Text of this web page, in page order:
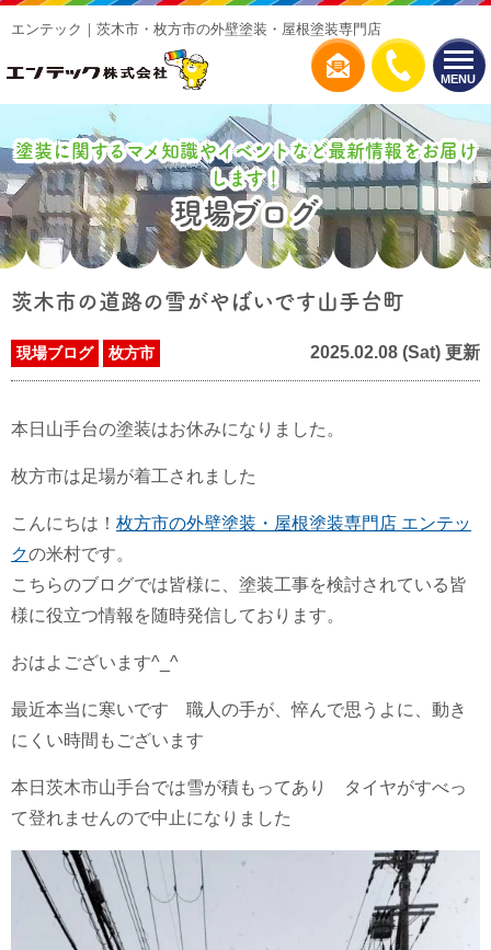
MENU
エンテック｜茨木市・枚方市の外壁塗装・屋根塗装専門店
塗装に関するマメ知識やイベントなど最新情報をお届け
します！
現場ブログ
茨木市の道路の雪がやばいです山手台町
現場ブログ 枚方市 2025.02.08 (Sat) 更新
本日山手台の塗装はお休みになりました。
枚方市は足場が着工されました
こんにちは！ 枚方市の外壁塗装・屋根塗装専門店 エンテッ
クの米村です。
こちらのブログでは皆様に、塗装工事を検討されている皆
様に役立つ情報を随時発信しております。
おはよございます^_^
最近本当に寒いです 職人の手が、悴んで思うよに、動き
にくい時間もございます
本日茨木市山手台では雪が積もってあり タイヤがすべっ
て登れませんので中止になりました